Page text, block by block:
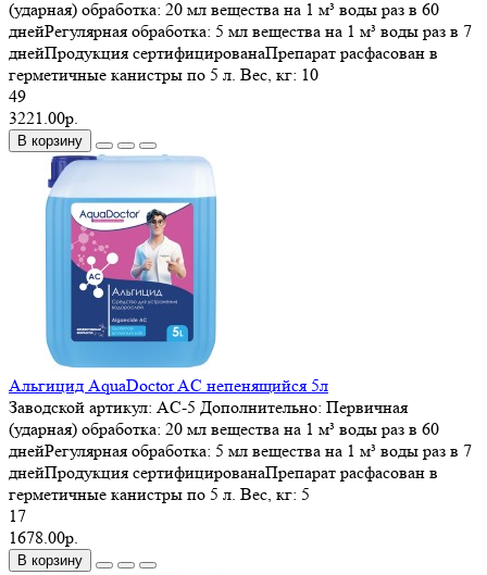
(ударная) обработка: 20 мл вещества на 1 м³ воды раз в 60
днейРегулярная обработка: 5 мл вещества на 1 м³ воды раз в 7
днейПродукция сертифицированаПрепарат расфасован в
герметичные канистры по 5 л. Вес, кг: 10
49
3221.00р.
В корзину
Альгицид AquaDoctor AC непенящийся 5л
Заводской артикул: AC-5 Дополнительно: Первичная
(ударная) обработка: 20 мл вещества на 1 м³ воды раз в 60
днейРегулярная обработка: 5 мл вещества на 1 м³ воды раз в 7
днейПродукция сертифицированаПрепарат расфасован в
герметичные канистры по 5 л. Вес, кг: 5
17
1678.00р.
В корзину